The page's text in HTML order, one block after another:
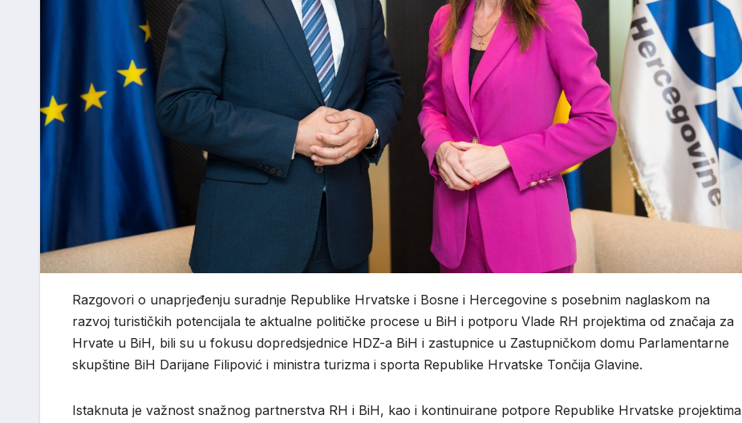
Razgovori o unaprjeđenju suradnje Republike Hrvatske i Bosne i Hercegovine s posebnim naglaskom na
razvoj turističkih potencijala te aktualne političke procese u BiH i potporu Vlade RH projektima od značaja za
Hrvate u BiH, bili su u fokusu dopredsjednice HDZ-a BiH i zastupnice u Zastupničkom domu Parlamentarne
skupštine BiH Darijane Filipović i ministra turizma i sporta Republike Hrvatske Tončija Glavine.
Istaknuta je važnost snažnog partnerstva RH i BiH, kao i kontinuirane potpore Republike Hrvatske projektima